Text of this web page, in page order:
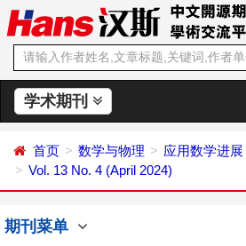
学术期刊
首页 数学与物理
应用数学进展
Vol. 13 No. 4 (April 2024)
期刊菜单